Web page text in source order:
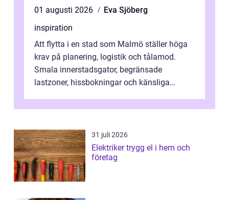
01 augusti 2026
Eva Sjöberg
inspiration
Att flytta i en stad som Malmö ställer höga
krav på planering, logistik och tålamod.
Smala innerstadsgator, begränsade
lastzoner, hissbokningar och känsliga
31 juli 2026
Elektriker trygg el i hem och
företag